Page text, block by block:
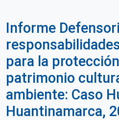
Informe
para la
patrimonio
ambiente: Caso
Huantinamarca,